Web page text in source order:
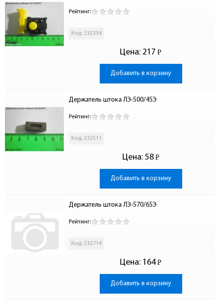
Рейтинг:
Код: 232334
Цена: 217 Р
-
Добавить в корзину
Держатель штока ЛЭ-500/45Э
Рейтинг:
Код: 232511
Цена: 58 Р
-
Добавить в корзину
Держатель штока ЛЭ-570/65Э
Рейтинг:
Код: 232714
Цена: 164 Р
-
Добавить в корзину